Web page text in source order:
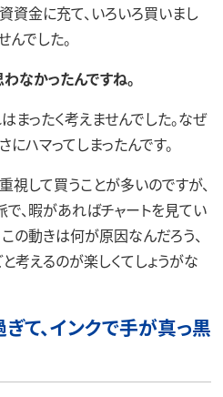
資金に充て、いろいろ買いまし
んでした。
なかったんですね。
ったく考えませんでした。なぜ
ハマってしまったんです。
して買うことが多いのですが、
、暇があればチャートを見てい
の動きは何が原因なんだろう、
考えるのが楽しくてしょうがな
て、インクで手が真っ黒